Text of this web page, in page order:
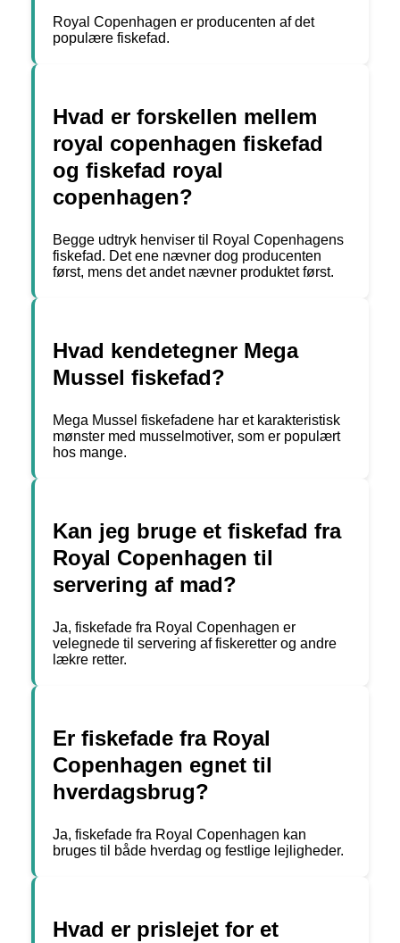
Royal Copenhagen er producenten af det
populære fiskefad.
Hvad er forskellen mellem
royal copenhagen fiskefad
og fiskefad royal
copenhagen?
Begge udtryk henviser til Royal Copenhagens
fiskefad. Det ene nævner dog producenten
først, mens det andet nævner produktet først.
Hvad kendetegner Mega
Mussel fiskefad?
Mega Mussel fiskefadene har et karakteristisk
mønster med musselmotiver, som er populært
hos mange.
Kan jeg bruge et fiskefad fra
Royal Copenhagen til
servering af mad?
Ja, fiskefade fra Royal Copenhagen er
velegnede til servering af fiskeretter og andre
lækre retter.
Er fiskefade fra Royal
Copenhagen egnet til
hverdagsbrug?
Ja, fiskefade fra Royal Copenhagen kan
bruges til både hverdag og festlige lejligheder.
Hvad er prislejet for et